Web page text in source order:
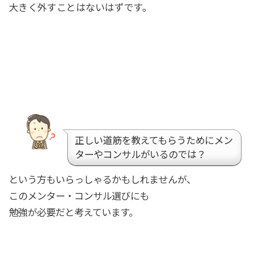
大きく外すことはないはずです。
正しい道筋を教えてもらうためにメン
ターやコンサルがいるのでは？
という方もいらっしゃるかもしれませんが、
このメンター・コンサル選びにも
勉強が必要だと考えています。